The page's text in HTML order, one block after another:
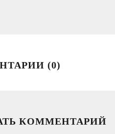
(0)
КОММЕНТАРИЙ